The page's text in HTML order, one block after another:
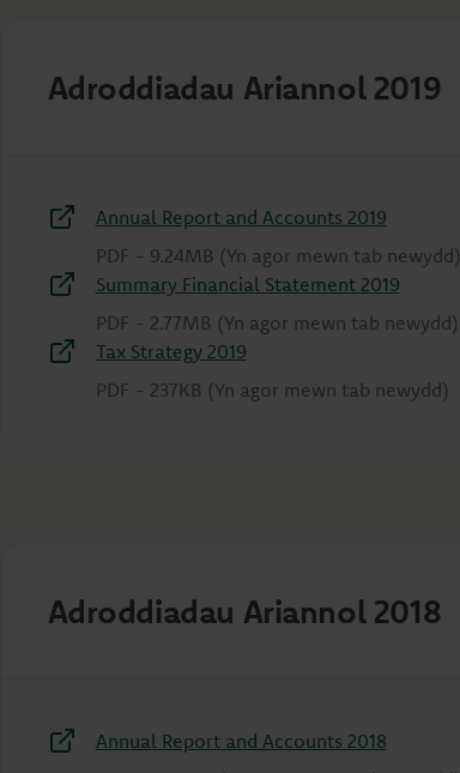
Adroddiadau Ariannol 2019
Annual Report and Accounts 2019
PDF - 9.24MB (Yn agor mewn tab newydd)
Summary Financial Statement 2019
PDF - 2.77MB (Yn agor mewn tab newydd)
Tax Strategy 2019
PDF - 237KB (Yn agor mewn tab newydd)
Adroddiadau Ariannol 2018
Annual Report and Accounts 2018